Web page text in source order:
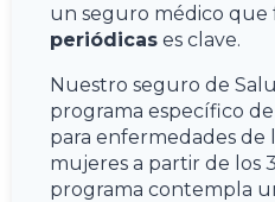
un seguro médico que
periódicas es clave.
Nuestro seguro de
programa específico
para enfermedades de
mujeres a partir de los
programa contempla